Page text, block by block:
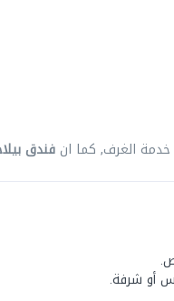
خدمة الغرف, كما انفندق
أو شرفة.